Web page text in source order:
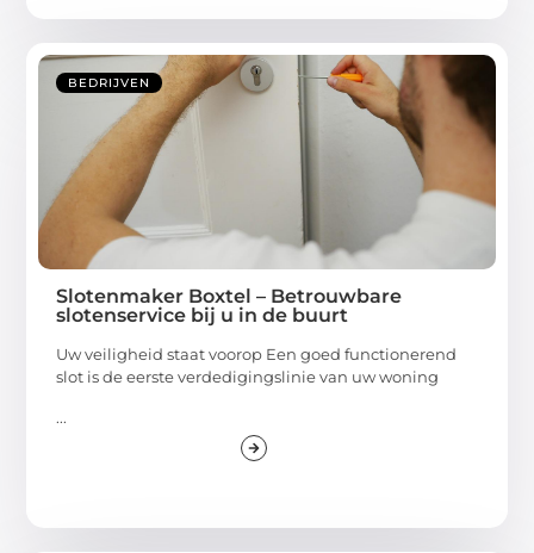
BEDRIJVEN
Slotenmaker Boxtel – Betrouwbare
slotenservice bij u in de buurt
Uw veiligheid staat voorop Een goed functionerend
slot is de eerste verdedigingslinie van uw woning
...